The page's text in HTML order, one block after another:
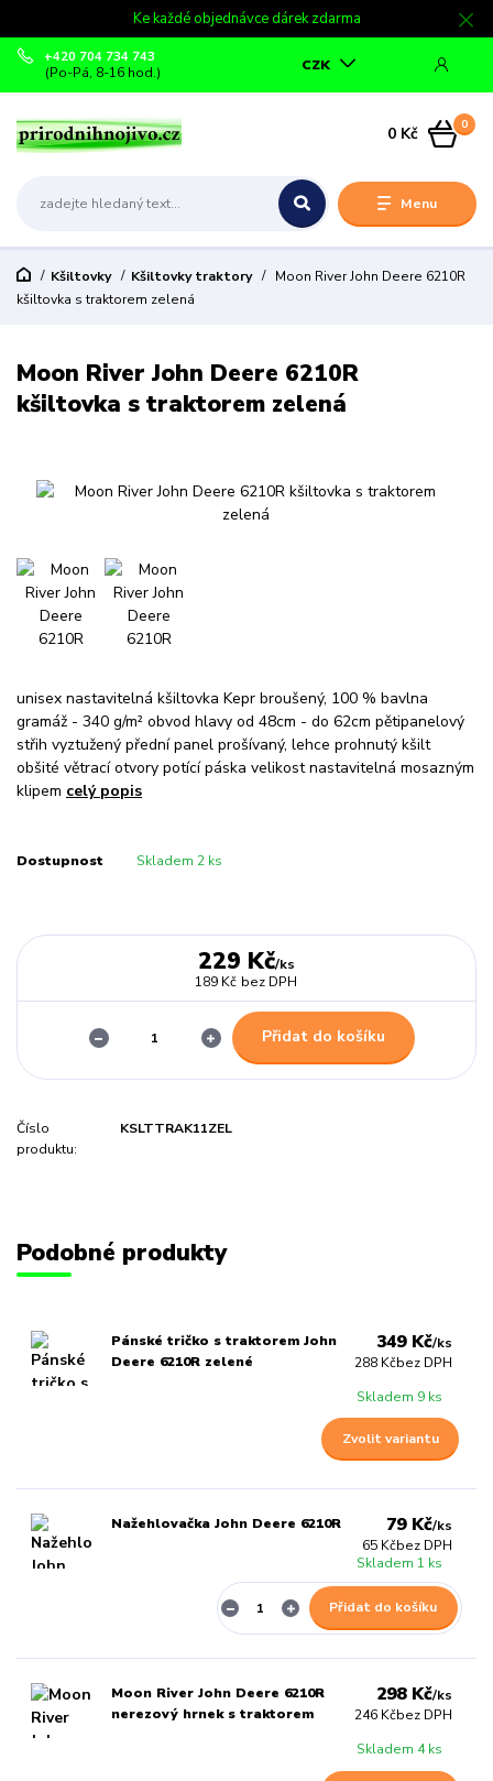
Ke každé objednávce dárek zdarma
Menu
CZK
+420 704 734 743
(Po-Pá, 8-16 hod.)
0
0 Kč
Kšiltovky Kšiltovky traktory
Moon River John Deere 6210R
kšiltovka s traktorem zelená
Moon River John Deere 6210R
kšiltovka s traktorem zelená
unisex nastavitelná kšiltovka Kepr broušený, 100 % bavlna
gramáž - 340 g/m² obvod hlavy od 48cm - do 62cm pětipanelový
střih vyztužený přední panel prošívaný, lehce prohnutý kšilt
obšité větrací otvory potící páska velikost nastavitelná mosazným
klipem celý popis
Dostupnost Skladem 2 ks
229 Kč/ks
189 Kč bez DPH
Přidat do košíku
Číslo
produktu:
KSLTTRAK11ZEL
Podobné produkty
Pánské tričko s traktorem John
Deere 6210R zelené
349 Kč/ks
288 Kčbez DPH
Skladem 9 ks
Zvolit variantu
Nažehlovačka John Deere 6210R 79 Kč/ks
65 Kčbez DPH
Skladem 1 ks
Přidat do košíku
Moon River John Deere 6210R
nerezový hrnek s traktorem
298 Kč/ks
246 Kčbez DPH
Skladem 4 ks